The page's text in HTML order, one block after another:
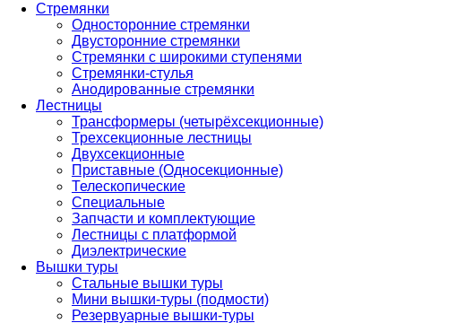
Стремянки
Односторонние стремянки
Двусторонние стремянки
Стремянки с широкими ступенями
Стремянки-стулья
Анодированные стремянки
Лестницы
Трансформеры (четырёхсекционные)
Трехсекционные лестницы
Двухсекционные
Приставные (Односекционные)
Телескопические
Специальные
Запчасти и комплектующие
Лестницы с платформой
Диэлектрические
Вышки туры
Стальные вышки туры
Мини вышки-туры (подмости)
Резервуарные вышки-туры